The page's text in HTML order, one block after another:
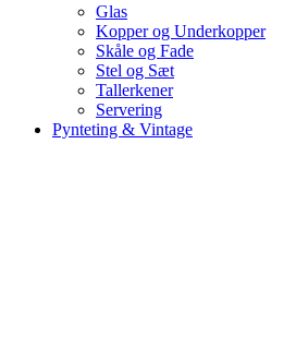
Glas
Kopper og Underkopper
Skåle og Fade
Stel og Sæt
Tallerkener
Servering
Pynteting & Vintage